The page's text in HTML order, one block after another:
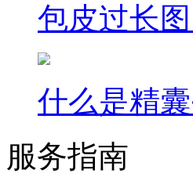
包皮过长
什么是精
服务指南